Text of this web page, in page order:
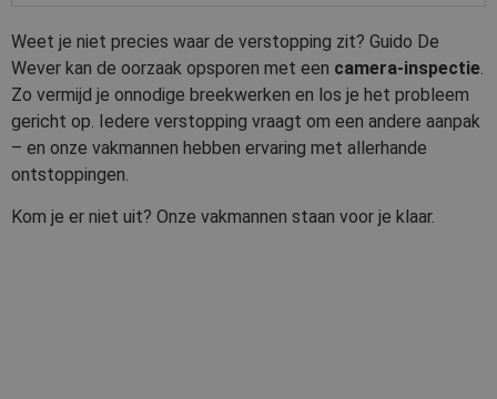
Weet je niet precies waar de verstopping zit? Guido De
Wever kan de oorzaak opsporen met een camera-inspectie
Zo vermijd je onnodige breekwerken en los je het probleem
gericht op. Iedere verstopping vraagt om een andere aanpak
– en onze vakmannen hebben ervaring met allerhande
ontstoppingen.
Kom je er niet uit? Onze vakmannen staan voor je klaar.